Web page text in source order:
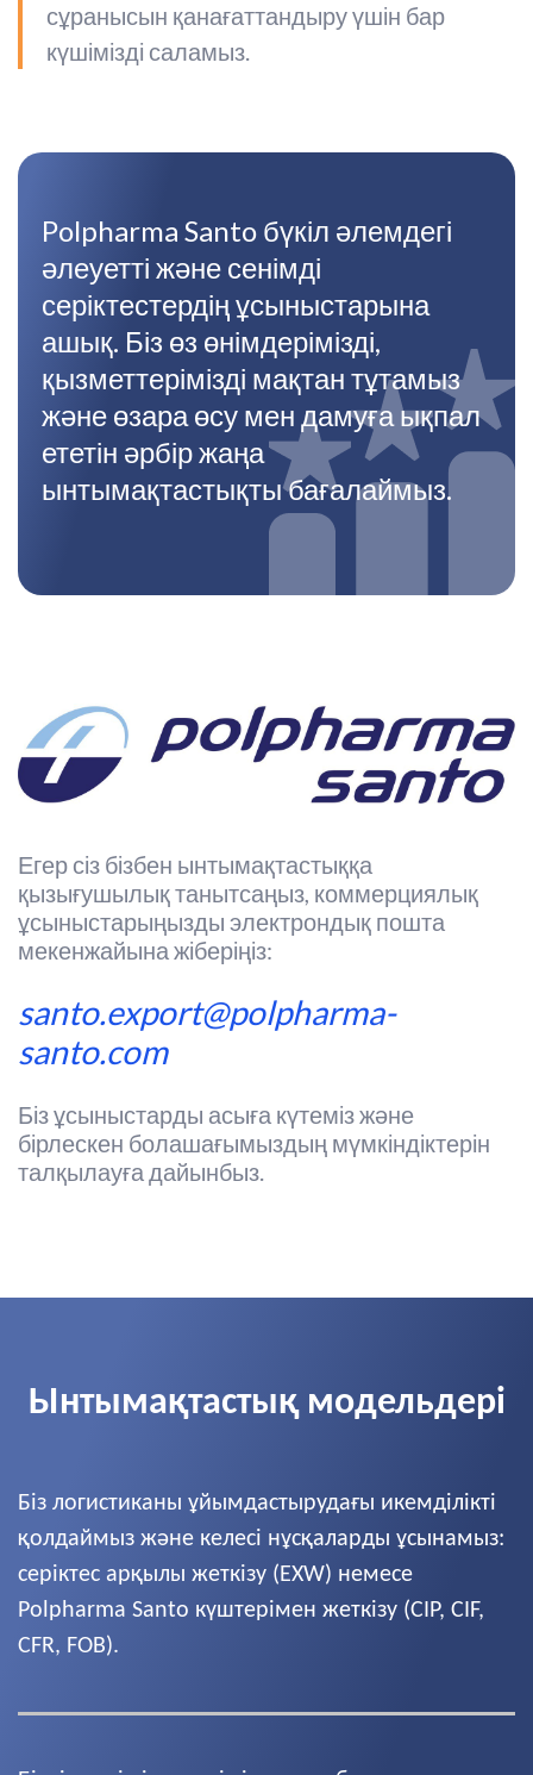
сұранысын қанағаттандыру үшін бар
күшімізді саламыз.
Polpharma Santo бүкіл әлемдегі
әлеуетті және сенімді
серіктестердің ұсыныстарына
ашық. Біз өз өнімдерімізді,
қызметтерімізді мақтан тұтамыз
және өзара өсу мен дамуға ықпал
ететін әрбір жаңа
ынтымақтастықты бағалаймыз.
Егер сіз бізбен ынтымақтастыққа
қызығушылық танытсаңыз, коммерциялық
ұсыныстарыңызды электрондық пошта
мекенжайына жіберіңіз:
santo.export@polpharma-
santo.com
Біз ұсыныстарды асыға күтеміз және
бірлескен болашағымыздың мүмкіндіктерін
талқылауға дайынбыз.
Ынтымақтастық модельдері
Біз логистиканы ұйымдастырудағы икемділікті
қолдаймыз және келесі нұсқаларды ұсынамыз:
серіктес арқылы жеткізу (EXW) немесе
Polpharma Santo күштерімен жеткізу (CIP, CIF,
CFR, FOB).